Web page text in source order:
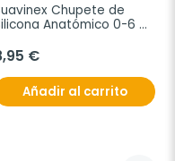
Chupete de
Anatómico 0-6
€
Añadir al carrito